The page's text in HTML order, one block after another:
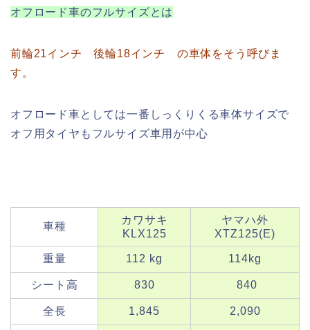
オフロード車のフルサイズとは
前輪21インチ 後輪18インチ の車体をそう呼びま
す。
オフロード車としては一番しっくりくる車体サイズで
オフ用タイヤもフルサイズ車用が中心
車種
カワサキ
KLX125
ヤマハ外
XTZ125(E)
重量 112 kg 114kg
シート高 830 840
全長 1,845 2,090